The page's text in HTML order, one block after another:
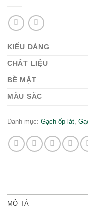
KIỂU DÁNG
CHẤT LIỆU
BỀ MẶT
MÀU SẮC
Danh mục: Gạch ốp lát
MÔ TẢ